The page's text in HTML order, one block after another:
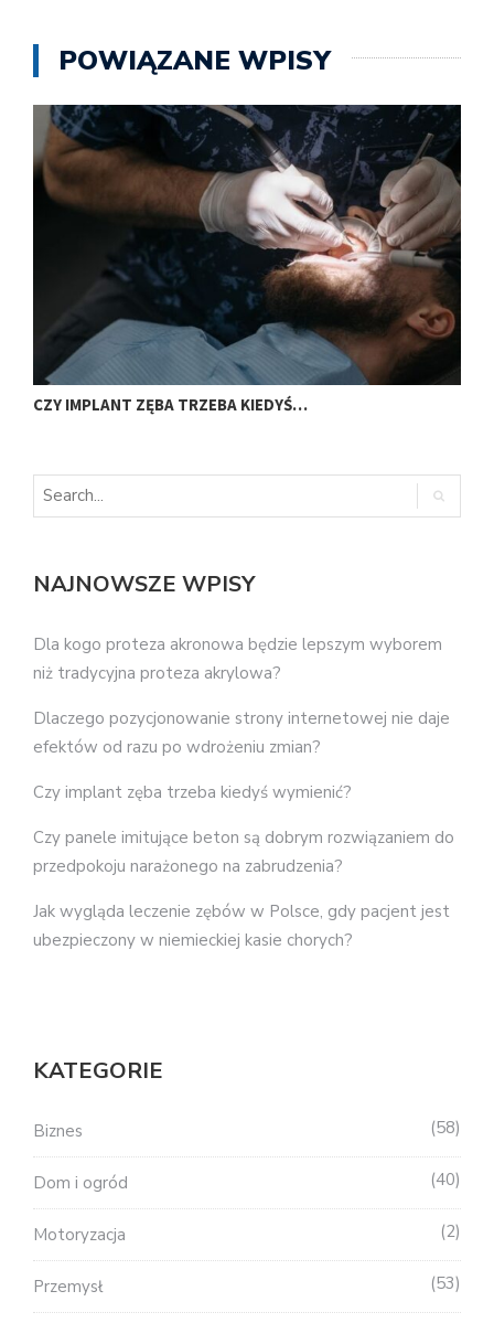
POWIĄZANE WPISY
CZY IMPLANT ZĘBA TRZEBA KIEDYŚ…
NAJNOWSZE WPISY
Dla kogo proteza akronowa będzie lepszym wyborem
niż tradycyjna proteza akrylowa?
Dlaczego pozycjonowanie strony internetowej nie daje
efektów od razu po wdrożeniu zmian?
Czy implant zęba trzeba kiedyś wymienić?
Czy panele imitujące beton są dobrym rozwiązaniem do
przedpokoju narażonego na zabrudzenia?
Jak wygląda leczenie zębów w Polsce, gdy pacjent jest
ubezpieczony w niemieckiej kasie chorych?
KATEGORIE
Biznes 58
Dom i ogród 40
Motoryzacja 2
Przemysł 53